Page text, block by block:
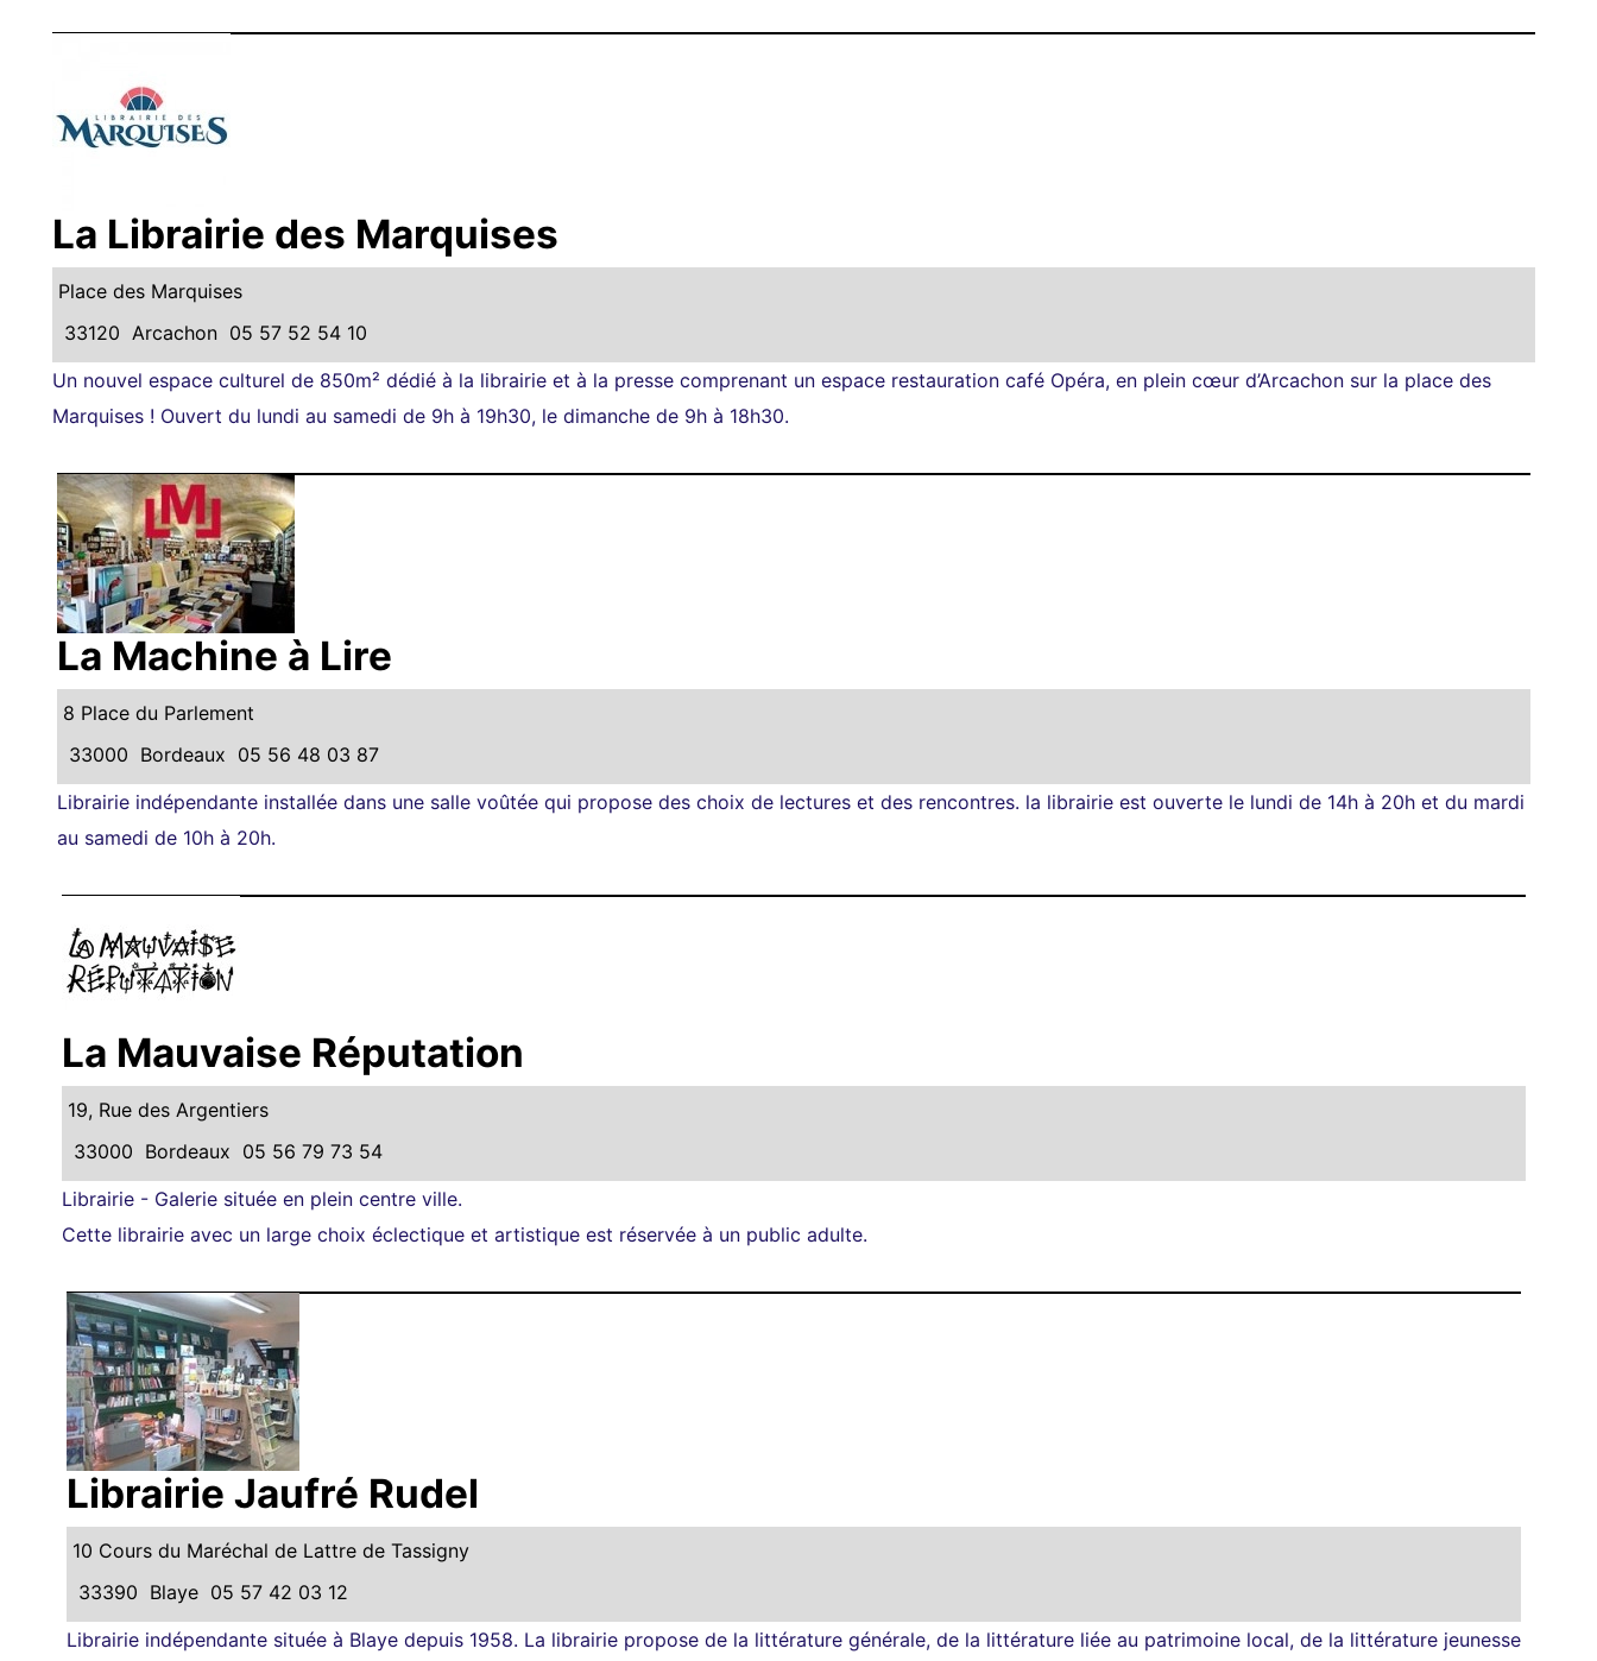
La Librairie des Marquises
Place des Marquises
33120 Arcachon 05 57 52 54 10
Un nouvel espace culturel de 850m² dédié à la librairie et à la presse comprenant un espace restauration café Opéra, en plein cœur d’Arcachon sur la place des
Marquises ! Ouvert du lundi au samedi de 9h à 19h30, le dimanche de 9h à 18h30.
La Machine à Lire
8 Place du Parlement
33000 Bordeaux 05 56 48 03 87
Librairie indépendante installée dans une salle voûtée qui propose des choix de lectures et des rencontres. la librairie est ouverte le lundi de 14h à 20h et du mardi
au samedi de 10h à 20h.
La Mauvaise Réputation
19, Rue des Argentiers
33000 Bordeaux 05 56 79 73 54
Librairie - Galerie située en plein centre ville.
Cette librairie avec un large choix éclectique et artistique est réservée à un public adulte.
Librairie Jaufré Rudel
10 Cours du Maréchal de Lattre de Tassigny
33390 Blaye 05 57 42 03 12
Librairie indépendante située à Blaye depuis 1958. La librairie propose de la littérature générale, de la littérature liée au patrimoine local, de la littérature jeunesse